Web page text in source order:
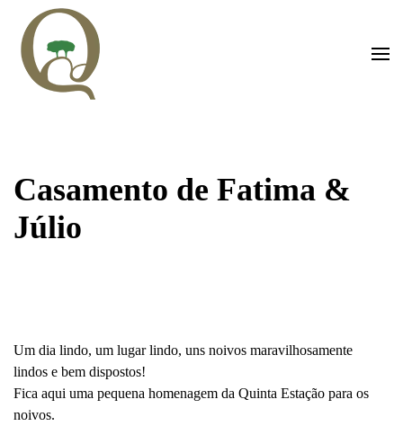
Saltar para o conteúdo principal
Casamento de Fatima &
Júlio
Um dia lindo, um lugar lindo, uns noivos maravilhosamente
lindos e bem dispostos!
Fica aqui uma pequena homenagem da Quinta Estação para os
noivos.